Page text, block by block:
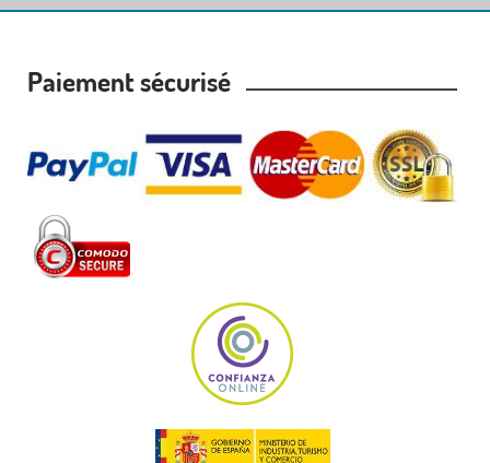
Paiement sécurisé